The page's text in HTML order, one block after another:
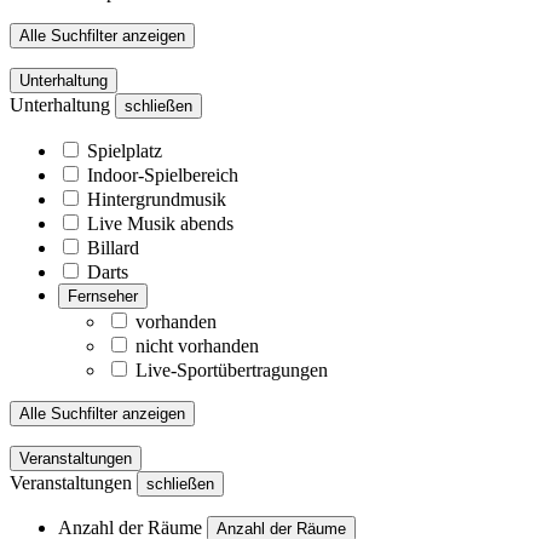
Alle Suchfilter anzeigen
Unterhaltung
Unterhaltung schließen
Spielplatz
Indoor-Spielbereich
Hintergrundmusik
Live Musik abends
Billard
Darts
Fernseher
vorhanden
nicht vorhanden
Live-Sportübertragungen
Alle Suchfilter anzeigen
Veranstaltungen
Veranstaltungen schließen
Anzahl der Räume Anzahl der Räume